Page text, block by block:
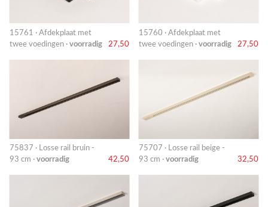
15761 · Afdekplaat met
twee voedingen · voorradig 27,50
15760 · Afdekplaat met
twee voedingen · voorradig 27,50
75837 · Losse rail bruin -
93 cm · voorradig 42,50
75707 · Losse rail beige -
93 cm · voorradig 32,50